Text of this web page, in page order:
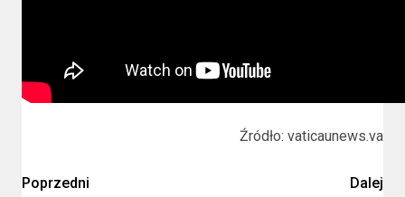
Źródło: vaticaunews.va
Poprzedni
Dalej